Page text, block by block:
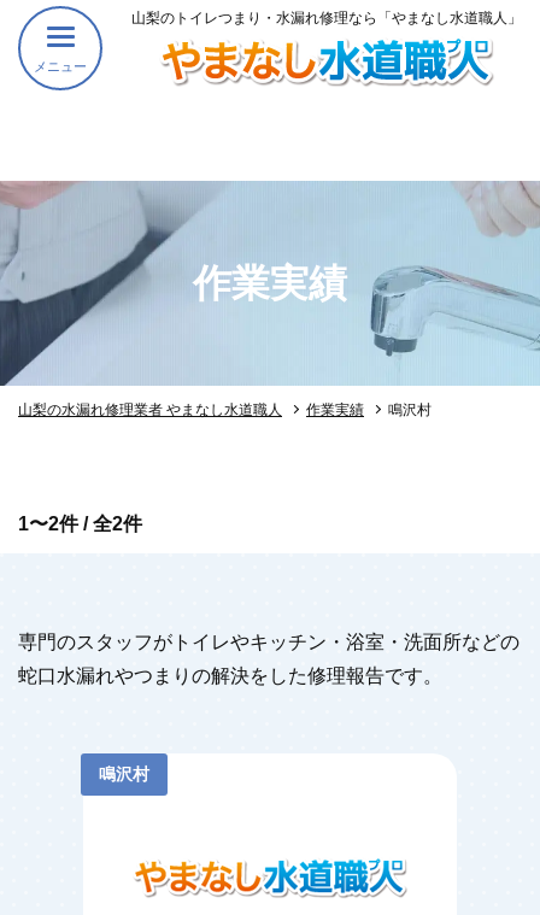
メニュー
山梨のトイレつまり・水漏れ修理なら「やまなし水道職人」
作業実績
山梨の水漏れ修理業者 やまなし水道職人 作業実績 鳴沢村
1〜2件 / 全2件
専門のスタッフがトイレやキッチン・浴室・洗面所などの
蛇口水漏れやつまりの解決をした修理報告です。
鳴沢村